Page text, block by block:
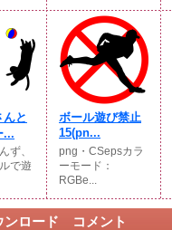
んと
...
ず、
で遊
ボール遊び禁止
15(pn...
png・CSepsカラ
ーモード：
RGBe...
ンロード コメント